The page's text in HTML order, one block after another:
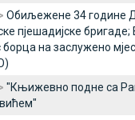
Обиљежене 34 године
пјешадијске бригаде;
борца на заслужено
"Књижевно подне са